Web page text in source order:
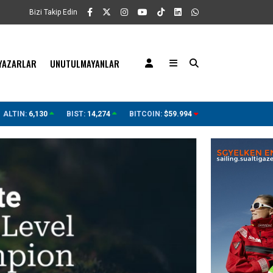
Bizi Takip Edin
UNUTULMAYANLAR
Yüz binlerce canlıyı öldürmüş Yelken açtığınız tekne
ALTIN: 6,130 BIST: 14,274 BITCOIN: $59.994